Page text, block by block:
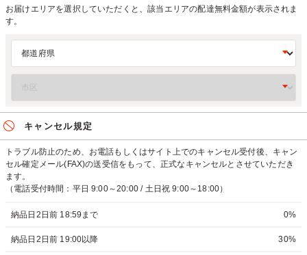
お届けエリアを選択していただくと、該当エリアの配達無料金額が表示されま
す。
キャンセル規定
トラブル防止のため、お電話もしくはサイト上でのキャンセル受付後、キャン
セル確定メール(FAX)の送受信をもって、正式なキャンセルとさせていただき
ます。
（電話受付時間：平日 9:00～20:00 / 土日祝 9:00～18:00）
納品日2日前 18:59まで 0%
納品日2日前 19:00以降 30%